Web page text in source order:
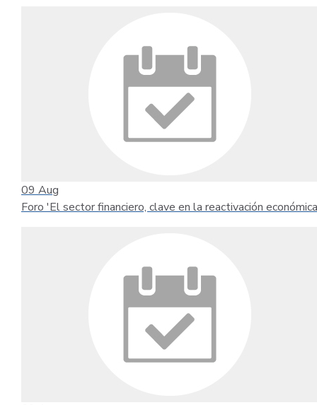
09 Aug
Foro 'El sector financiero, clave en la reactivación